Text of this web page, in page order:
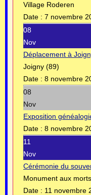
Village Roderen
Date : 7 novembre
08
Nov
Déplacement à
Joigny (89)
Date : 8 novembre
08
Nov
Exposition
Date : 8 novembre
11
Nov
Cérémonie du
Monument aux
Date : 11 novembre